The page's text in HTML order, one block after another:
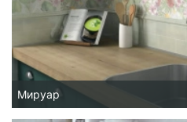
Мируар